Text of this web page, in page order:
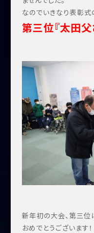
なのでいきなり表彰式
第三位『太田父
新年初の大会、第三位
おめでとうございます！